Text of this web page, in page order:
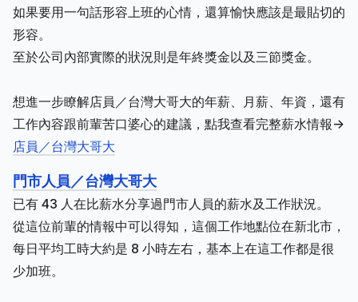
如果要用一句話形容上班的心情，還算愉快應該是最貼切的
形容。
至於公司內部實際的狀況則是年終獎金以及三節獎金。
想進一步瞭解店員／台灣大哥大的年薪、月薪、年資，還有
工作內容跟前輩苦口婆心的建議，點我查看完整薪水情報->
店員／台灣大哥大
門市人員／台灣大哥大
已有 43 人在比薪水分享過門市人員的薪水及工作狀況。
從這位前輩的情報中可以得知，這個工作地點位在新北市，
每日平均工時大約是 8 小時左右，基本上在這工作都是很
少加班。